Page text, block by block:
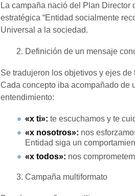
La campaña nació del Plan
estratégica “Entidad socialmente
Universal a la sociedad.
Definición de un mensaje
Se tradujeron los objetivos y ejes
Cada concepto iba acompañado de
entendimiento:
«x ti»: te escuchamos y te
«x nosotros»: nos
Entidad siga un
«x todos»: nos
Campaña multiformato